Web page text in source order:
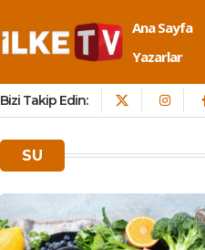
Ana Sayfa
Yazarlar
Bizi Takip Edin:
SU